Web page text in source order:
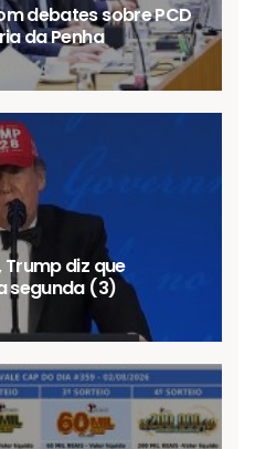
debates sobre PCD
da Penha
diz que
segunda (3)